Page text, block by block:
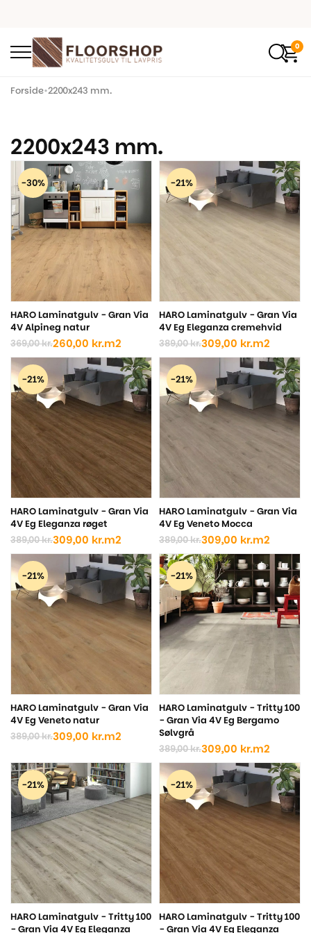
0
Forside•2200x243 mm.
2200x243 mm.
-30%
HARO Laminatgulv - Gran Via
4V Alpineg natur
369,00kr.
Den
oprindelige
pris
var:
369,00 kr..
260,00 kr.
Den
aktuelle
pris
er:
260,00 kr..
m2
-21%
HARO Laminatgulv - Gran Via
4V Eg Eleganza cremehvid
389,00kr.
Den
oprindelige
pris
var:
389,00 kr..
309,00 kr.
Den
aktuelle
pris
er:
309,00 kr..
m2
-21%
HARO Laminatgulv - Gran Via
4V Eg Eleganza røget
389,00kr.
Den
oprindelige
pris
var:
389,00 kr..
309,00 kr.
Den
aktuelle
pris
er:
309,00 kr..
m2
-21%
HARO Laminatgulv - Gran Via
4V Eg Veneto Mocca
389,00kr.
Den
oprindelige
pris
var:
389,00 kr..
309,00 kr.
Den
aktuelle
pris
er:
309,00 kr..
m2
-21%
HARO Laminatgulv - Gran Via
4V Eg Veneto natur
389,00kr.
Den
pris
var:
389,00 kr..
309,00 kr.
Den
pris
er:
309,00 kr..
m2
-21%
HARO Laminatgulv - Tritty 100
- Gran Via 4V Eg Bergamo
Sølvgrå
389,00kr.
Den
oprindelige
pris
var:
389,00 kr..
309,00 kr.
Den
aktuelle
pris
er:
309,00 kr..
m2
-21%
HARO Laminatgulv - Tritty 100
- Gran Via 4V Eg Eleganza
-21%
HARO Laminatgulv - Tritty 100
- Gran Via 4V Eg Eleganza